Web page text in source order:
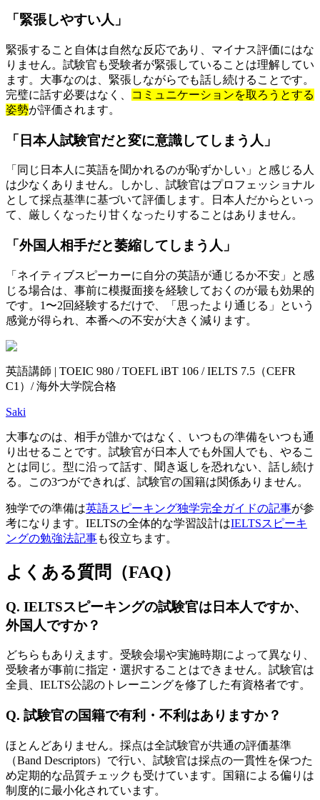
「緊張しやすい人」
緊張すること自体は自然な反応であり、マイナス評価にはな
りません。試験官も受験者が緊張していることは理解してい
ます。大事なのは、緊張しながらでも話し続けることです。
完璧に話す必要はなく、
コミュニケーションを取ろうとする
姿勢が評価されます。
「日本人試験官だと変に意識してしまう人」
「同じ日本人に英語を聞かれるのが恥ずかしい」と感じる人
は少なくありません。しかし、試験官はプロフェッショナル
として採点基準に基づいて評価します。日本人だからといっ
て、厳しくなったり甘くなったりすることはありません。
「外国人相手だと萎縮してしまう人」
「ネイティブスピーカーに自分の英語が通じるか不安」と感
じる場合は、事前に模擬面接を経験しておくのが最も効果的
です。1〜2回経験するだけで、「思ったより通じる」という
感覚が得られ、本番への不安が大きく減ります。
英語講師 | TOEIC 980 / TOEFL iBT 106 / IELTS 7.5（CEFR
C1）/ 海外大学院合格
Saki
大事なのは、相手が誰かではなく、いつもの準備をいつも通
り出せることです。試験官が日本人でも外国人でも、やるこ
とは同じ。型に沿って話す、聞き返しを恐れない、話し続け
る。この3つができれば、試験官の国籍は関係ありません。
独学での準備は英語スピーキング独学完全ガイドの記事が参
考になります。IELTSの全体的な学習設計はIELTSスピーキ
ングの勉強法記事も役立ちます。
よくある質問（FAQ）
Q. IELTSスピーキングの試験官は日本人ですか、
外国人ですか？
どちらもありえます。受験会場や実施時期によって異なり、
受験者が事前に指定・選択することはできません。試験官は
全員、IELTS公認のトレーニングを修了した有資格者です。
Q. 試験官の国籍で有利・不利はありますか？
ほとんどありません。採点は全試験官が共通の評価基準
（Band Descriptors）で行い、試験官は採点の一貫性を保つた
め定期的な品質チェックも受けています。国籍による偏りは
制度的に最小化されています。